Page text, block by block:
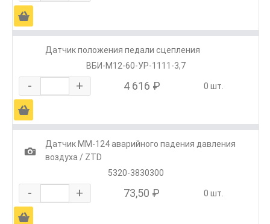
Ä
Датчик положения педали сцепления
ВБИ-М12-60-УР-1111-3,7
- + 4 616 ₽ 0 шт.
Ä
1
Датчик ММ-124 аварийного падения давления
воздуха / ZTD
5320-3830300
- + 73,50 ₽ 0 шт.
Ä